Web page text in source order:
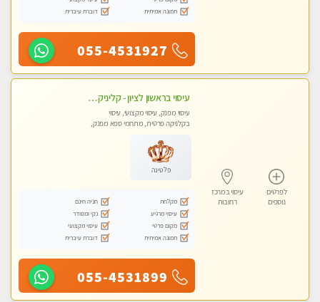
תמונה אמיתית
דוברת עיברית
055-4531927
לפרטים
נוספים
עיסוי במרכז
רחובות
עיסוי בראשון לציון - קליניקה פרטית עיסוי קסום איכותי ומרגיע מידי זהב עיסוי שבדי קלאסי ורפלקסולוגיה שרות מקצועי טל- 052-4818650
עיסוי מפנק, עיסוי מקצועי, עיסוי
בקלניקה פרטית, מתחמי ספא מפנק,
פלטינה
מקלחת
חניה חינם
עיסוי מרגיע
נקי ומסודר
מקום פרטי
עיסוי מקצועי
תמונה אמיתית
דוברת עיברית
055-4531899